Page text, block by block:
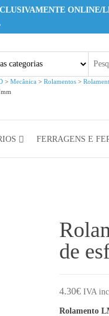
ONLINE/
> Mecânica > Rolamentos >
FERRAGENS E
de
4.30€ IVA
Rolamento